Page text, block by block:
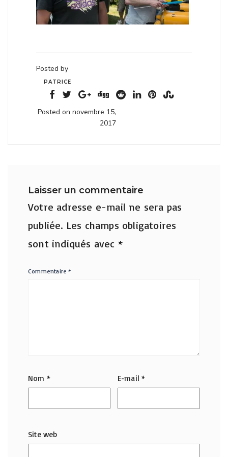
Posted by
PATRICE
Posted on novembre 15,
2017
Laisser un commentaire
Votre adresse e-mail ne sera pas
publiée. Les champs obligatoires
sont indiqués avec *
Commentaire*
Nom * E-mail*
Site web